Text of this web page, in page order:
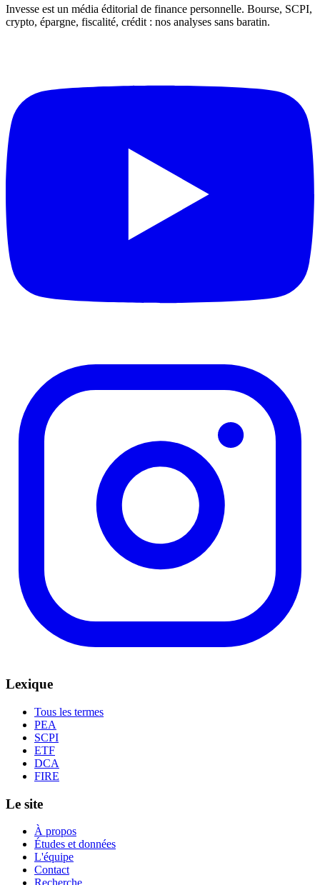
Invesse est un média éditorial de finance personnelle. Bourse, SCPI,
crypto, épargne, fiscalité, crédit : nos analyses sans baratin.
Lexique
Tous les termes
PEA
SCPI
ETF
DCA
FIRE
Le site
À propos
Études et données
L'équipe
Contact